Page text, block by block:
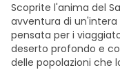
Scoprite l'anima del
avventura di
pensata per i
deserto profondo e
delle popolazioni che